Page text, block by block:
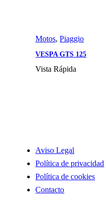
Motos,Piaggio
VESPA GTS 125
Vista Rápida
Aviso Legal
Política de privacidad
Política de cookies
Contacto